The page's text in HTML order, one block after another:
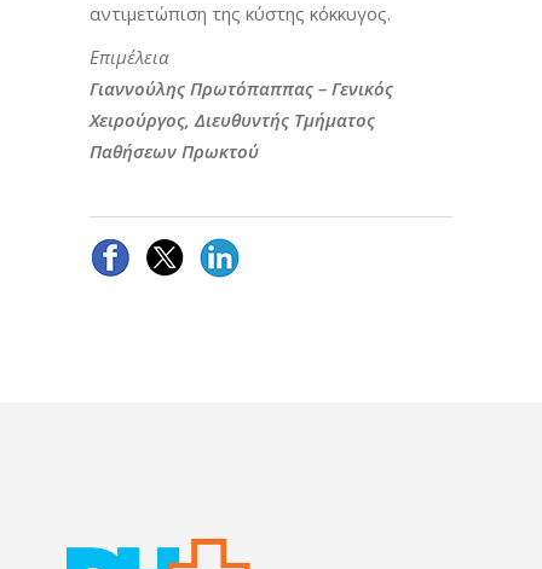
αντιμετώπιση της κύστης κόκκυγος.
Επιμέλεια
Γιαννούλης Πρωτόπαππας – Γενικός
Χειρούργος, Διευθυντής Τμήματος
Παθήσεων Πρωκτού